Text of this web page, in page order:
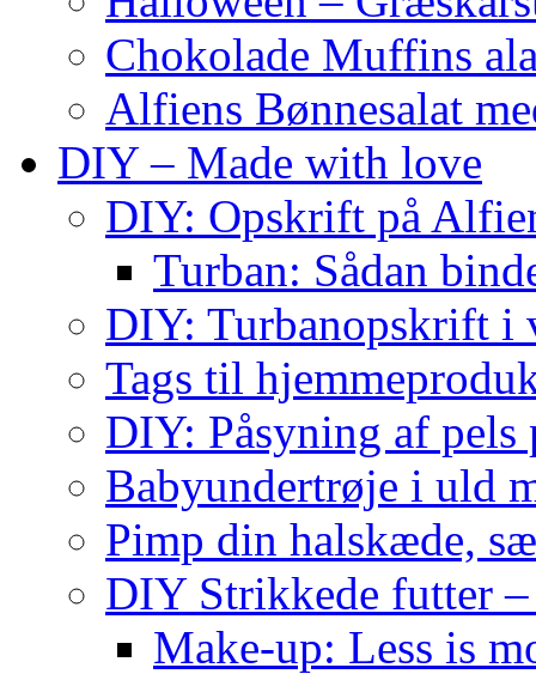
Chokolade Muffins
Alfiens Bønnesalat
DIY – Made with love
DIY: Opskrift på
Turban: Sådan
DIY: Turbanopskrift i
Tags til
DIY: Påsyning af
Babyundertrøje i uld
Pimp din halskæde,
DIY Strikkede futter
Make-up: Less is